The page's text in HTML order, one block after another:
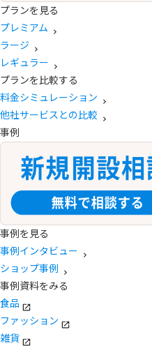
プランを見る
プレミアム
ラージ
レギュラー
プランを比較する
料金シミュレーション
他社サービスとの比較
事例
事例を見る
事例インタビュー
ショップ事例
事例資料をみる
食品
ファッション
雑貨